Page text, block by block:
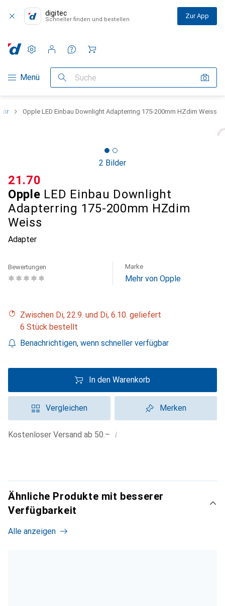
digitec
Schneller finden und bestellen Zur App
Navigation nach Kategorien
Menü Suche
Einstellungen
Kundenkonto
Vergleichslisten
Merklisten
Warenkorb
Opple LED Einbau Downlight Adapterring 175-200mm HZdim Weiss
2 Bilder
Opple LED Einbau Downlight
Adapterring 175-200mm HZdim
Weiss
Adapter
CHF
21.70
Bewertungen Marke
Mehr von Opple
Zwischen Di, 22.9. und Di, 6.10. geliefert
6 Stück bestellt
Benachrichtigen, wenn schneller verfügbar
In den Warenkorb
Vergleichen Merken
Kostenloser Versand ab 50.– i
Ähnliche Produkte mit besserer
Verfügbarkeit
Alle anzeigen